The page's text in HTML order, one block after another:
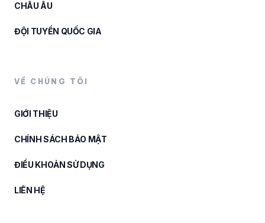
CHÂU ÂU
ĐỘI TUYỂN QUỐC GIA
VỀ CHÚNG TÔI
GIỚI THIỆU
CHÍNH SÁCH BẢO MẬT
ĐIỀU KHOẢN SỬ DỤNG
LIÊN HỆ